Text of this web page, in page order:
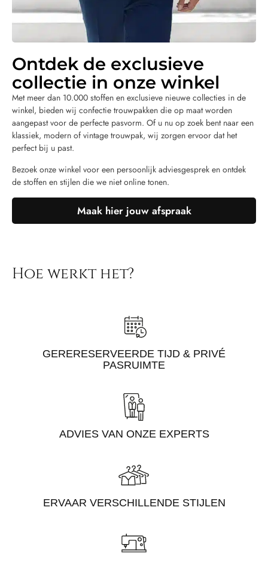
Ontdek de exclusieve
collectie in onze winkel
Met meer dan 10.000 stoffen en exclusieve nieuwe collecties in de
winkel, bieden wij confectie trouwpakken die op maat worden
aangepast voor de perfecte pasvorm. Of u nu op zoek bent naar een
klassiek, modern of vintage trouwpak, wij zorgen ervoor dat het
perfect bij u past.
Bezoek onze winkel voor een persoonlijk adviesgesprek en ontdek
de stoffen en stijlen die we niet online tonen.
Maak hier jouw afspraak
Hoe werkt het?
GERERESERVEERDE TIJD & PRIVÉ
PASRUIMTE
ADVIES VAN ONZE EXPERTS
ERVAAR VERSCHILLENDE STIJLEN